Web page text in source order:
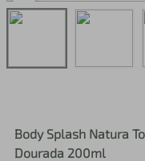
Body Splash Natura
Dourada 200ml
perfume